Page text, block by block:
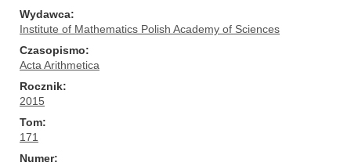
Wydawca
Institute of Mathematics Polish Academy of Sciences
Czasopismo
Acta Arithmetica
Rocznik
2015
Tom
171
Numer